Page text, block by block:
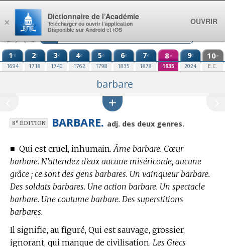
Aller au contenu
1re
1694
2e
1718
3e
1740
4e
1762
5e
1798
6e
1835
7e
1878
8e
1935
9e
2024
10e
E.C.
barbare
8eÉDITION BARBARE. adj. des deux genres.
■ Qui est cruel, inhumain. Âme barbare. Cœur
barbare. N’attendez d’eux aucune miséricorde, aucune
grâce ; ce sont des gens barbares. Un vainqueur barbare.
Des soldats barbares. Une action barbare. Un spectacle
barbare. Une coutume barbare. Des superstitions
barbares.
Il signifie, au figuré, Qui est sauvage, grossier,
ignorant, qui manque de civilisation. Les Grecs
×
Dictionnaire de l’Académie
Télécharger ou ouvrir l’application
Disponible sur Android et iOS
OUVRIR